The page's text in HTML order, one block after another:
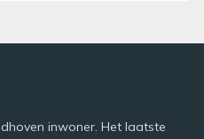
inwoner. Het laatste